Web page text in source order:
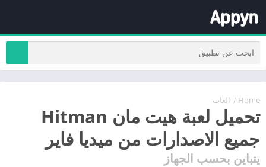
Home
/ العاب
تحميل لعبة هيت مان Hitman
جميع الاصدارات من ميديا فاير
يتباين بحسب الجهاز